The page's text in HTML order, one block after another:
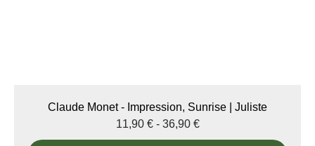
Claude Monet - Impression, Sunrise | Juliste
11,90 € - 36,90 €